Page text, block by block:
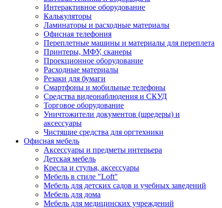
Интерактивное оборудование
Калькуляторы
Ламинаторы и расходные материалы
Офисная телефония
Переплетные машины и материалы для переплета
Принтеры, МФУ, сканеры
Проекционное оборудование
Расходные материалы
Резаки для бумаги
Смартфоны и мобильные телефоны
Средства видеонаблюдения и СКУД
Торговое оборудование
Уничтожители документов (шредеры) и
аксессуары
Чистящие средства для оргтехники
Офисная мебель
Аксессуары и предметы интерьера
Детская мебель
Кресла и стулья, аксессуары
Мебель в стиле "Loft"
Мебель для детских садов и учебных заведений
Мебель для дома
Мебель для медицинских учреждений